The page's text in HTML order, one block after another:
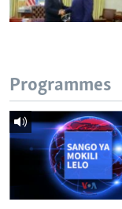
Programmes